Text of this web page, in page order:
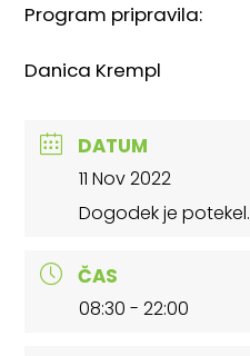
Program pripravila:
Danica Krempl
DATUM
11 Nov 2022
Dogodek je potekel.
ČAS
08:30 - 22:00